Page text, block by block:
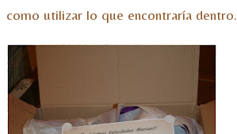
como utilizar lo que encontraría